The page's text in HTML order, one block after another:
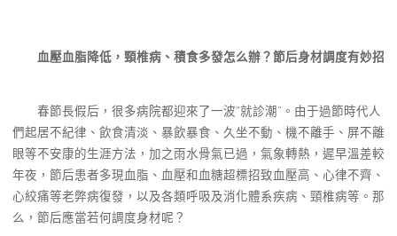
血壓血脂降低，頸椎病、積食多發怎么辦？節后身材調度有妙招
春節長假后，很多病院都迎來了一波“就診潮”。由于過節時代人
們起居不紀律、飲食清淡、暴飲暴食、久坐不動、機不離手、屏不離
眼等不安康的生涯方法，加之雨水骨氣已過，氣象轉熱，遲早溫差較
年夜，節后患者多現血脂、血壓和血糖超標招致血壓高、心律不齊、
心絞痛等老弊病復發，以及各類呼吸及消化體系疾病、頸椎病等。那
么，節后應當若何調度身材呢？